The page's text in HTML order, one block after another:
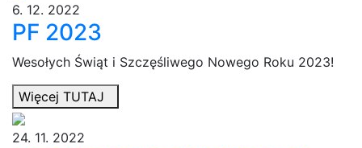
6. 12. 2022
PF 2023
Wesołych Świąt i Szczęśliwego Nowego Roku 2023!
Więcej TUTAJ
24. 11. 2022